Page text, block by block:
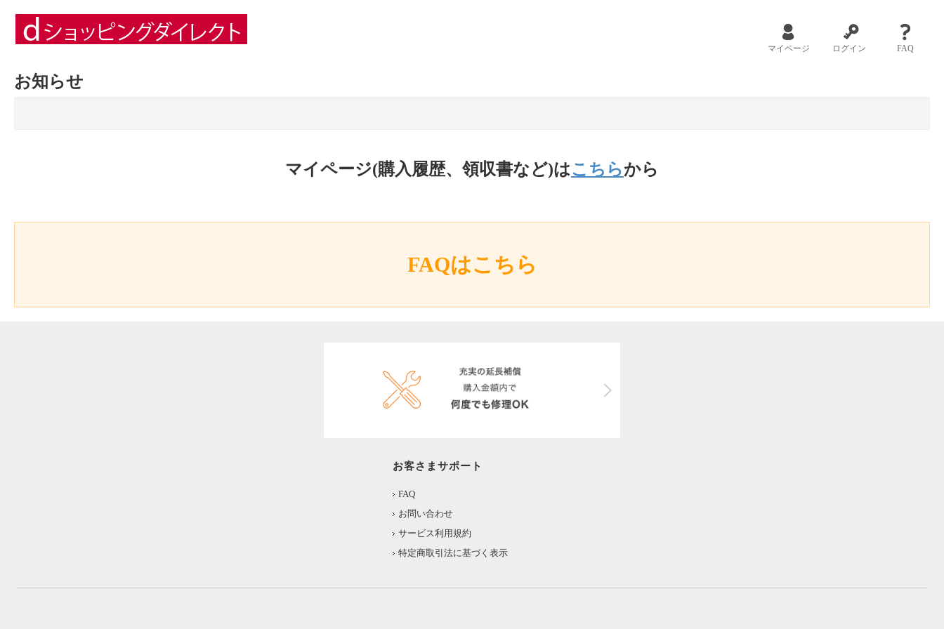
マイページ ログイン FAQ
お知らせ
マイページ(購入履歴、領収書など)はこちらから
FAQはこちら
お客さまサポート
FAQ
お問い合わせ
サービス利用規約
特定商取引法に基づく表示